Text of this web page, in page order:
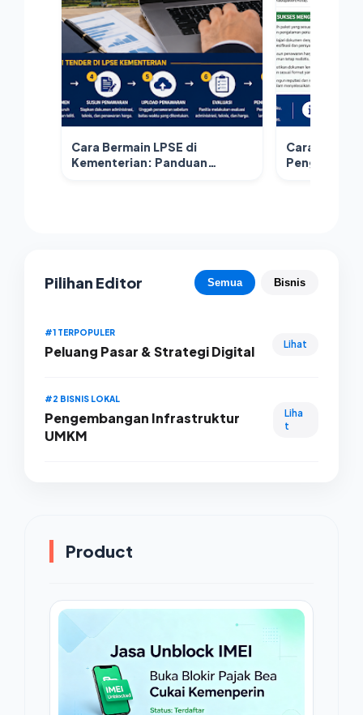
Cara Bermain LPSE di
Kementerian: Panduan
Cara
Pengadaan
Pilihan Editor Semua Bisnis
#1 TERPOPULER
Peluang Pasar & Strategi Digital Lihat
#2 BISNIS LOKAL
Pengembangan Infrastruktur
UMKM
Liha
t
Product